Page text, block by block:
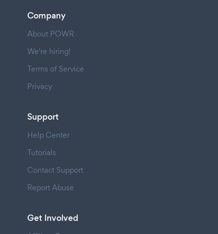
Company
About POWR
We're hiring!
Terms of Service
Privacy
Support
Help Center
Tutorials
Contact Support
Report Abuse
Get Involved